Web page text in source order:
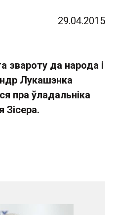
29.04.2015
звароту да народа і
Лукашэнка
пра ўладальніка
Зісера.